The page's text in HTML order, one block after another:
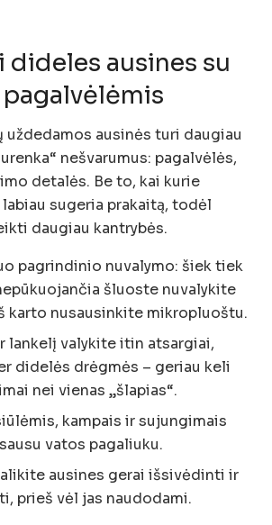
dideles ausines su
uždedamos ausinės turi daugiau
nešvarumus: pagalvėlės,
detalės. Be to, kai kurie
sugeria prakaitą, todėl
daugiau kantrybės.
pagrindinio nuvalymo: šiek tiek
šluoste nuvalykite
karto nusausinkite mikropluoštu.
lankelį valykite itin atsargiai,
didelės drėgmės – geriau keli
nei vienas „šlapias“.
kampais ir sujungimais
vatos pagaliuku.
ausines gerai išsivėdinti ir
prieš vėl jas naudodami.